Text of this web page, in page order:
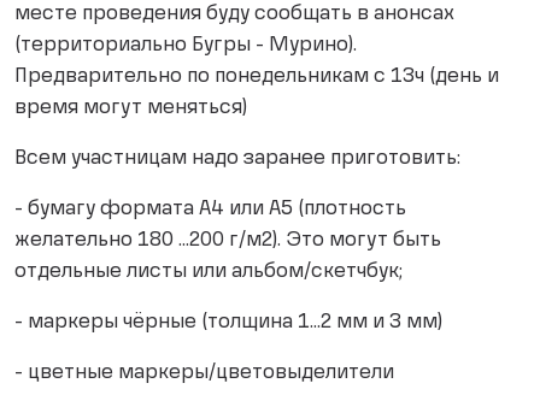
месте проведения буду сообщать в анонсах
(территориально Бугры - Мурино).
Предварительно по понедельникам с 13ч (день и
время могут меняться)
Всем участницам надо заранее приготовить:
- бумагу формата А4 или А5 (плотность
желательно 180 ...200 г/м2). Это могут быть
отдельные листы или альбом/скетчбук;
- маркеры чёрные (толщина 1...2 мм и 3 мм)
- цветные маркеры/цветовыделители